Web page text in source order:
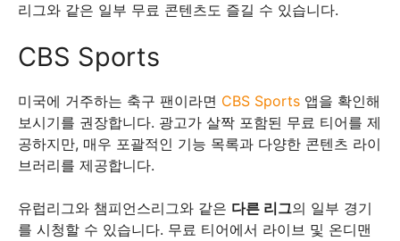
리그와 같은 일부 무료 콘텐츠도 즐길 수 있습니다.
CBS Sports
미국에 거주하는 축구 팬이라면 CBS Sports 앱을 확인해
보시기를 권장합니다. 광고가 살짝 포함된 무료 티어를 제
공하지만, 매우 포괄적인 기능 목록과 다양한 콘텐츠 라이
브러리를 제공합니다.
유럽리그와 챔피언스리그와 같은 다른 리그의 일부 경기
를 시청할 수 있습니다. 무료 티어에서 라이브 및 온디맨